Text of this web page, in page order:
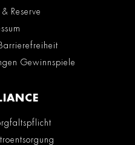
Reserve
Gewinnspiele